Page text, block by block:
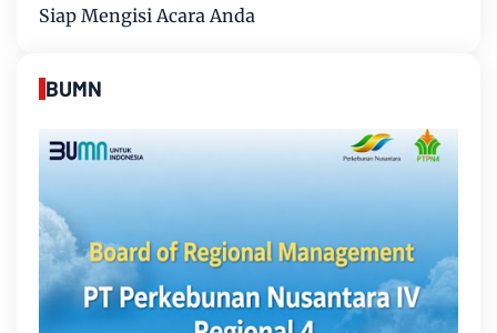
Siap Mengisi Acara Anda
BUMN